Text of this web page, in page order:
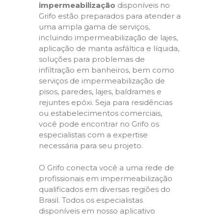
impermeabilização disponíveis no
Grifo estão preparados para atender a
uma ampla gama de serviços,
incluindo impermeabilização de lajes,
aplicação de manta asfáltica e líquida,
soluções para problemas de
infiltração em banheiros, bem como
serviços de impermeabilização de
pisos, paredes, lajes, baldrames e
rejuntes epóxi. Seja para residências
ou estabelecimentos comerciais,
você pode encontrar no Grifo os
especialistas com a expertise
necessária para seu projeto.
O Grifo conecta você a uma rede de
profissionais em impermeabilização
qualificados em diversas regiões do
Brasil. Todos os especialistas
disponíveis em nosso aplicativo